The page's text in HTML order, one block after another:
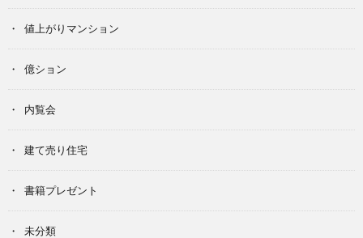
値上がりマンション
億ション
内覧会
建て売り住宅
書籍プレゼント
未分類